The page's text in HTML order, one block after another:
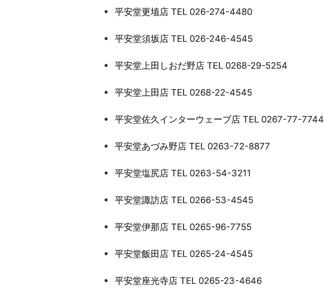
平安堂更埴店 TEL 026-274-4480
平安堂須坂店 TEL 026-246-4545
平安堂上田しおだ野店 TEL 0268-29-5254
平安堂上田店 TEL 0268-22-4545
平安堂佐久インターウェーブ店 TEL 0267-77-7744
平安堂あづみ野店 TEL 0263-72-8877
平安堂塩尻店 TEL 0263-54-3211
平安堂諏訪店 TEL 0266-53-4545
平安堂伊那店 TEL 0265-96-7755
平安堂飯田店 TEL 0265-24-4545
平安堂座光寺店 TEL 0265-23-4646